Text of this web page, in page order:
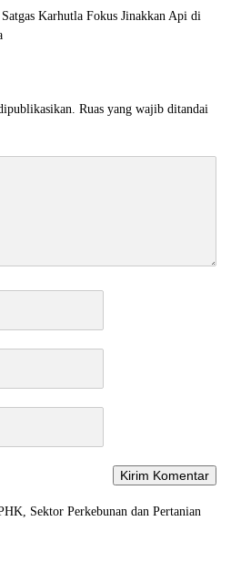
Karhutla Fokus Jinakkan Api di
Ruas yang wajib ditandai
Sektor Perkebunan dan Pertanian